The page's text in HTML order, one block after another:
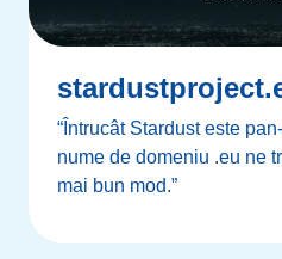
“Întrucât Stardust este
nume de domeniu .eu ne
mai bun mod.”